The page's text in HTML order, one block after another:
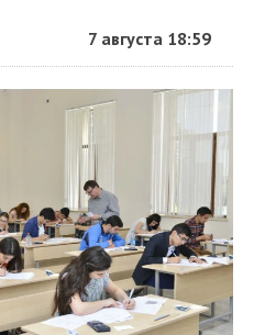
7 августа 18:59